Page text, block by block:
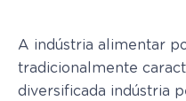
A indústria alimentar
tradicionalmente
diversificada indústria